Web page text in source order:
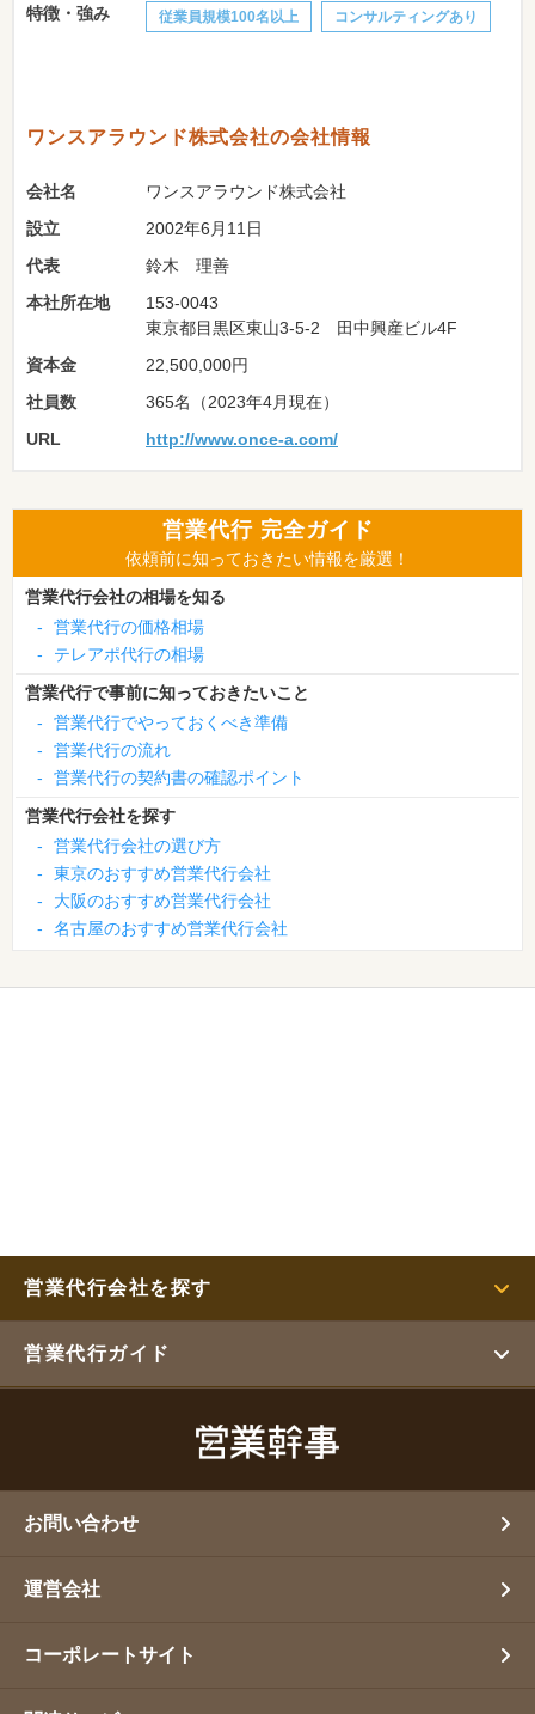
特徴・強み 従業員規模100名以上 コンサルティングあり
ワンスアラウンド株式会社の会社情報
会社名
ワンスアラウンド株式会社
設立
2002年6月11日
代表
鈴木 理善
本社所在地
153-0043
東京都目黒区東山3-5-2 田中興産ビル4F
資本金
22,500,000円
社員数
365名（2023年4月現在）
URL
http://www.once-a.com/
営業代行 完全ガイド
依頼前に知っておきたい情報を厳選！
営業代行会社の相場を知る
-
営業代行の価格相場
-
テレアポ代行の相場
営業代行で事前に知っておきたいこと
-
営業代行でやっておくべき準備
-
営業代行の流れ
-
営業代行の契約書の確認ポイント
営業代行会社を探す
-
営業代行会社の選び方
-
東京のおすすめ営業代行会社
-
大阪のおすすめ営業代行会社
-
名古屋のおすすめ営業代行会社
営業代行会社を探す
営業代行ガイド
お問い合わせ
運営会社
コーポレートサイト